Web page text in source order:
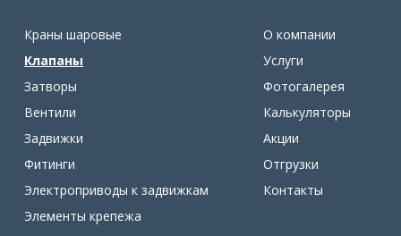
Краны шаровые
Клапаны
Затворы
Вентили
Задвижки
Фитинги
Электроприводы к задвижкам
Элементы крепежа
О компании
Услуги
Фотогалерея
Калькуляторы
Акции
Отгрузки
Контакты